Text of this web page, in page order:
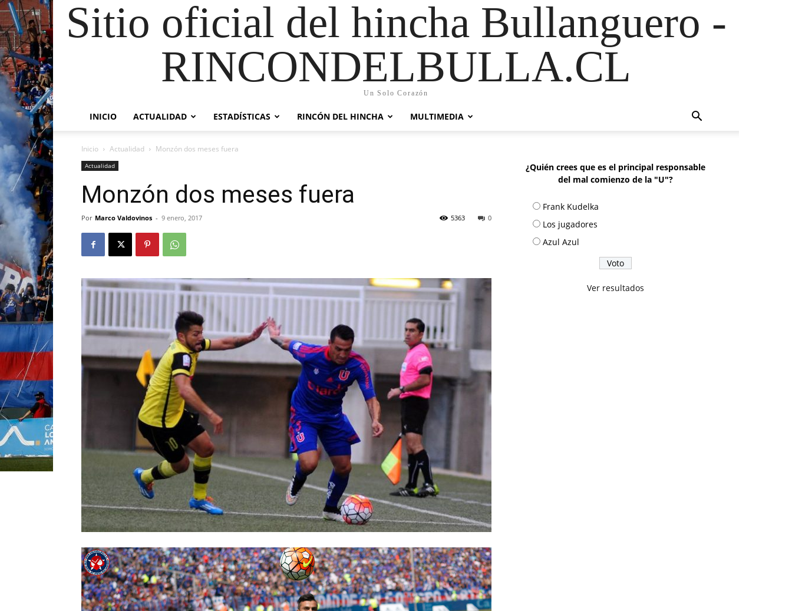
Sitio oficial del hincha Bullanguero -
RINCONDELBULLA.CL
Un Solo Corazón
INICIO ACTUALIDAD ESTADÍSTICAS RINCÓN DEL HINCHA MULTIMEDIA
Inicio Actualidad Monzón dos meses fuera
Actualidad
Monzón dos meses fuera
Por Marco Valdovinos - 9 enero, 2017 0
5363
¿Quién crees que es el principal responsable
del mal comienzo de la "U"?
Frank Kudelka
Los jugadores
Azul Azul
Ver resultados